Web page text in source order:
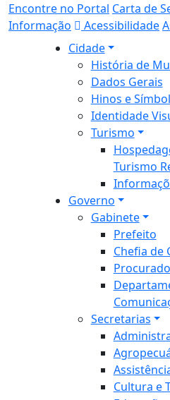
Encontre no Portal Carta de
Informação
Acessibilidade
Cidade
História de
Dados Gerais
Hinos e
Identidade
Turismo
Turismo
Governo
Gabinete
Prefeito
Chefia de
Secretarias
Cultura e